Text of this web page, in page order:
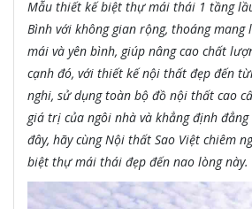
Mẫu thiết kế biệt thự mái thái 1 tầng
Bình với không gian rộng, thoáng mang
mái và yên bình, giúp nâng cao chất
cạnh đó, với thiết kế nội thất đẹp đến
nghi, sử dụng toàn bộ đồ nội thất cao
giá trị của ngôi nhà và khẳng định đẳng
đây, hãy cùng Nội thất Sao Việt chiêm
biệt thự mái thái đẹp đến nao lòng này.